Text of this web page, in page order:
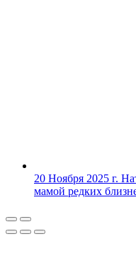
20 Ноября 2025 г.
мамой редких